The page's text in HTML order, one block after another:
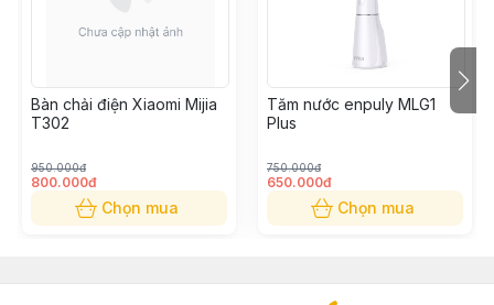
Bàn chải điện Xiaomi Mijia
T302
950.000đ
800.000đ
Chọn mua
Tăm nước enpuly MLG1
Plus
750.000đ
650.000đ
Chọn mua